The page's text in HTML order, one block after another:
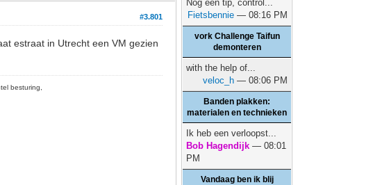
#3.801
estraat in Utrecht een VM gezien
besturing,
Nog een tip, control...
Fietsbennie — 08:16 PM
vork Challenge Taifun
demonteren
with the help of...
veloc_h — 08:06 PM
Banden plakken:
materialen en technieken
Ik heb een verloopst...
Bob Hagendijk — 08:01
PM
Vandaag ben ik blij